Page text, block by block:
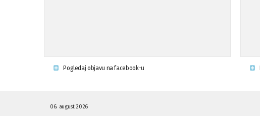
Pogledaj objavu na facebook-u
06. august 2026